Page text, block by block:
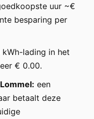
uur ~€
besparing per
kWh-lading in het
€ 0.00.
een
betaalt deze